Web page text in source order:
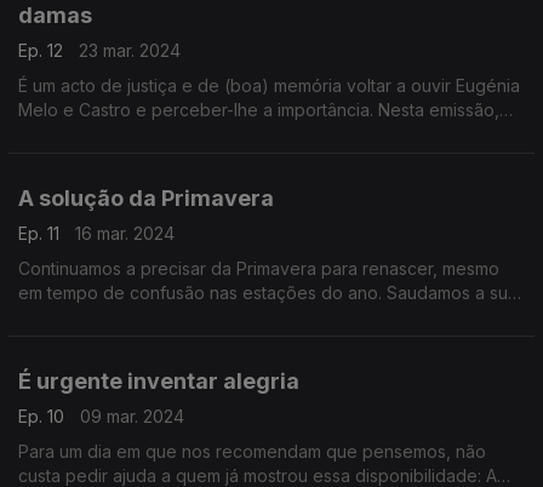
damas
Ep. 12
23 mar. 2024
É um acto de justiça e de (boa) memória voltar a ouvir Eugénia
Melo e Castro e perceber-lhe a importância. Nesta emissão,
A solução da Primavera
Ep. 11
16 mar. 2024
Continuamos a precisar da Primavera para renascer, mesmo
em tempo de confusão nas estações do ano. Saudamos a sua
É urgente inventar alegria
Ep. 10
09 mar. 2024
Para um dia em que nos recomendam que pensemos, não
custa pedir ajuda a quem já mostrou essa disponibilidade: A